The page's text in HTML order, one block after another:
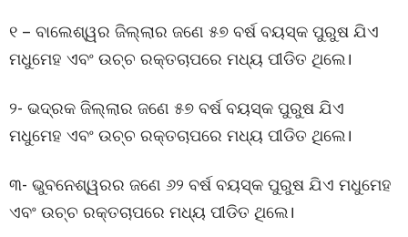
୧ – ବାଲେଶ୍ୱର ଜିଲ୍ଲାର ଜଣେ ୫୭ ବର୍ଷ ବୟସ୍କ ପୁରୁଷ ଯିଏ
ମଧୁମେହ ଏବଂ ଉଚ୍ଚ ରକ୍ତଚାପରେ ମଧ୍ୟ ପୀଡିତ ଥିଲେ।
୨- ଭଦ୍ରକ ଜିଲ୍ଲାର ଜଣେ ୫୭ ବର୍ଷ ବୟସ୍କ ପୁରୁଷ ଯିଏ
ମଧୁମେହ ଏବଂ ଉଚ୍ଚ ରକ୍ତଚାପରେ ମଧ୍ୟ ପୀଡିତ ଥିଲେ।
୩- ଭୁବନେଶ୍ୱରର ଜଣେ ୬୨ ବର୍ଷ ବୟସ୍କ ପୁରୁଷ ଯିଏ ମଧୁମେହ
ଏବଂ ଉଚ୍ଚ ରକ୍ତଚାପରେ ମଧ୍ୟ ପୀଡିତ ଥିଲେ।